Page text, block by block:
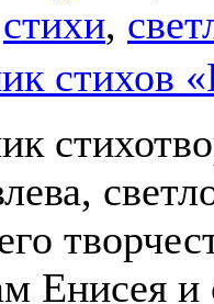
стихи,
стихов
Енисея